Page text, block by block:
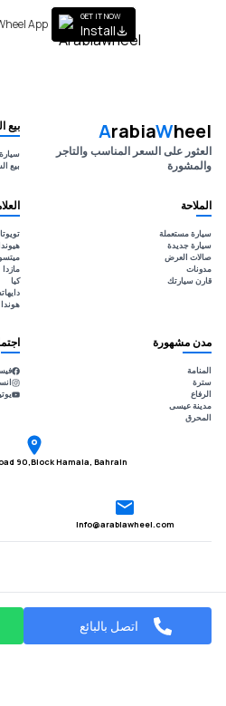
اتصل بالبائع
App
GET IT NOW
Install
ArabiaWheel
العثور على السعر المناسب والتاجر
والمشورة
بيع
بيع
الملاحة
سيارة مستعملة
سيارة جديدة
صالات العرض
مدونات
قارن سيارتك
تويوتا
مازدا
كيا
هوندا
مدن مشهورة
المنامة
سترة
الرفاع
مدينة عيسى
المحرق
Info@arabiawheel.com
90,Block Hamala, Bahrain